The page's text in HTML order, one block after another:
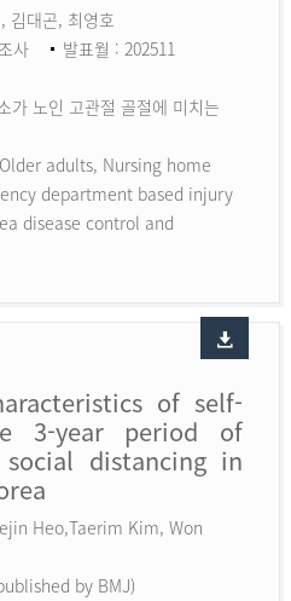
김대곤, 최영호
사
발표월 : 202511
가 노인 고관절 골절에 미치는
adults, Nursing home
department based injury
disease control and
of self-
3-year period of
social distancing in
Heo,Taerim Kim, Won
by BMJ)